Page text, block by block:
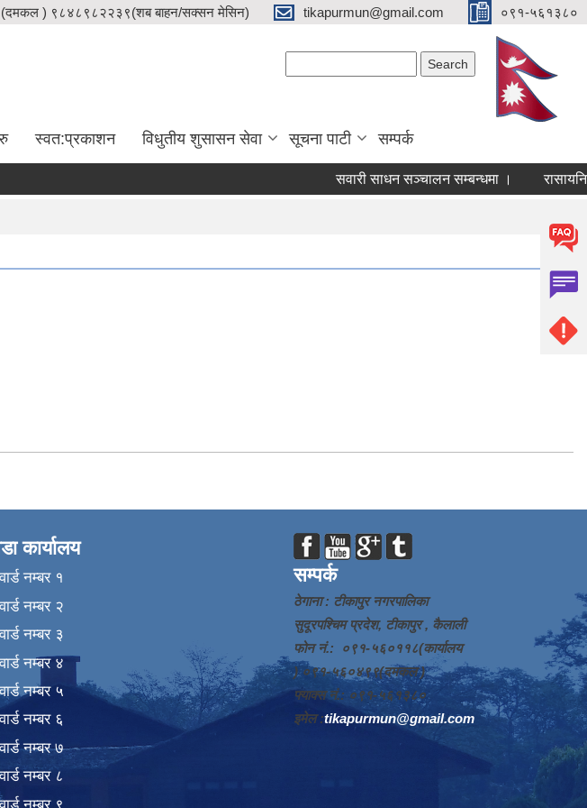
) ९८४८९८२२३९(शब बाहन/सक्सन मेसिन) tikapurmun@gmail.com ०९१-५६१३८०
स्वत:प्रकाशन विधुतीय शुसासन सेवा सूचना पाटी सम्पर्क
सवारी साधन सञ्चालन सम्बन्धमा ।
कार्यालय
न‌म्बर १
न‌म्बर २
न‌म्बर ३
न‌म्बर ४
न‌म्बर ५
न‌म्बर ६
न‌म्बर ७
न‌म्बर ८
न‌म्बर ९
सम्पर्क
ठेगाना : टीकापुर नगरपालिका
सुदूरपश्चिम प्रदेश, टीकापुर , कैलाली
फोन नं.: ०९१-५६०११८(कार्यालय
) ०९१-५६०४९९(दमकल )
फ्याक्स नं.: ०९१-५६१३८०
इमेल :tikapurmun@gmail.com